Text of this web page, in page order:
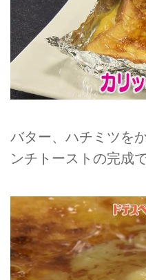
バター、ハチミツを
ンチトーストの完成